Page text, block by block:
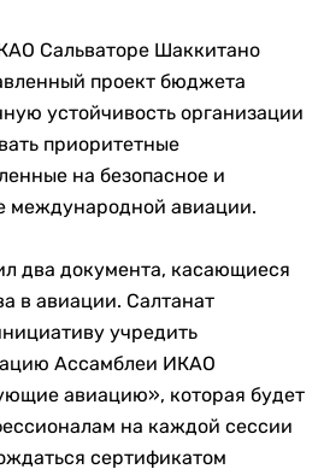
Сальваторе Шаккитано
проект бюджета
устойчивость организации
приоритетные
на безопасное и
международной авиации.
два документа, касающиеся
в авиации. Салтанат
учредить
Ассамблеи ИКАО
авиацию», которая будет
на каждой сессии
сертификатом